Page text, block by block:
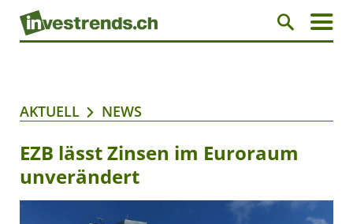
AKTUELL NEWS
EZB lässt Zinsen im Euroraum
unverändert